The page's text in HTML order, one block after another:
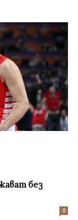
без
0